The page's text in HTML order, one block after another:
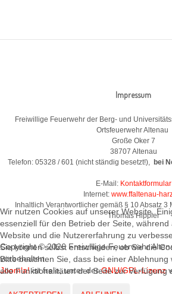
Impressum
Freiwillige Feuerwehr der Berg- und
Ortsfeuerwehr Altenau
Große Oker 7
38707 Altenau
Telefon: 05328 / 601 (nicht ständig besetzt!), bei
E-Mail: Kontaktformular
Internet: www.ffaltenau-
Inhaltlich Verantwortlicher gemäß § 10 Absatz 3
Thomas Hippler
Copyright © 2026 Freiwillige Feuerwehr
vorbehalten.
Joomla!ist freie, unter derGNU/GPL-Lizenz
Wir nutzen Cookies auf unserer Website.
essenziell für den Betrieb der Seite,
Website und die Nutzererfahrung zu
Sie können selbst entscheiden, ob Sie die
Bitte beachten Sie, dass bei einer
alle Funktionalitäten der Seite zur Verfügung